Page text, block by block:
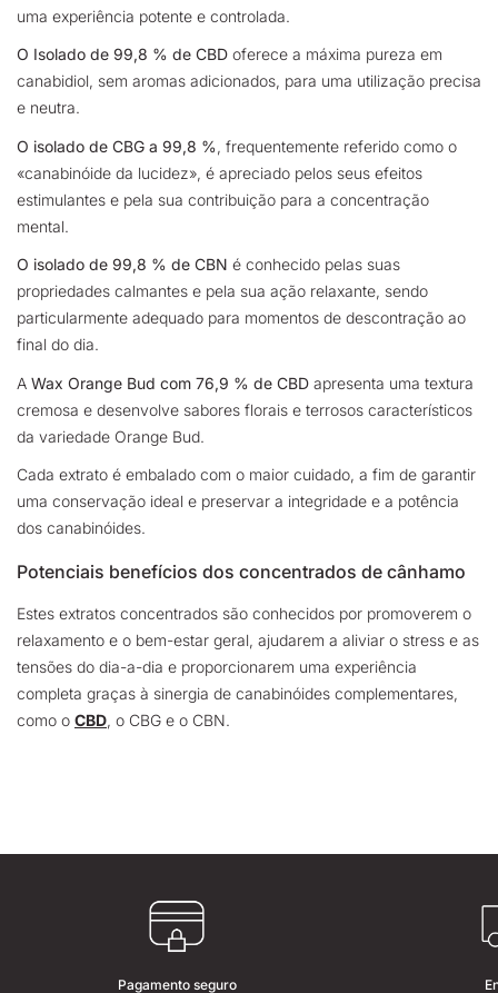
uma experiência potente e controlada.
O Isolado de 99,8 % de CBD oferece a máxima pureza em
canabidiol, sem aromas adicionados, para uma utilização precisa
e neutra.
O isolado de CBG a 99,8 %, frequentemente referido como o
«canabinóide da lucidez», é apreciado pelos seus efeitos
estimulantes e pela sua contribuição para a concentração
mental.
O isolado de 99,8 % de CBN é conhecido pelas suas
propriedades calmantes e pela sua ação relaxante, sendo
particularmente adequado para momentos de descontração ao
final do dia.
A Wax Orange Bud com 76,9 % de CBD apresenta uma textura
cremosa e desenvolve sabores florais e terrosos característicos
da variedade Orange Bud.
Cada extrato é embalado com o maior cuidado, a fim de garantir
uma conservação ideal e preservar a integridade e a potência
dos canabinóides.
Potenciais benefícios dos concentrados de cânhamo
Estes extratos concentrados são conhecidos por promoverem o
relaxamento e o bem-estar geral, ajudarem a aliviar o stress e as
tensões do dia-a-dia e proporcionarem uma experiência
completa graças à sinergia de canabinóides complementares,
como o CBD, o CBG e o CBN.
Pagamento seguro